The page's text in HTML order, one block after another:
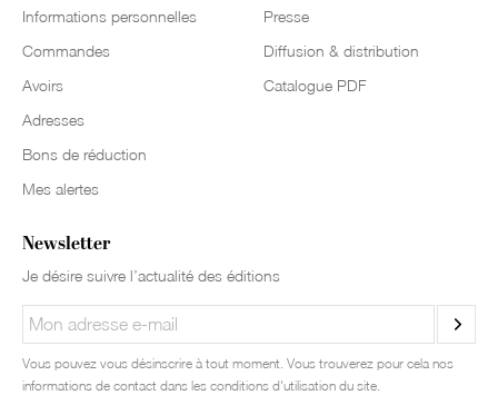
Informations personnelles
Commandes
Avoirs
Adresses
Bons de réduction
Mes alertes
Presse
Diffusion & distribution
Catalogue PDF
Newsletter
Je désire suivre l’actualité des éditions
Vous pouvez vous désinscrire à tout moment. Vous trouverez pour cela nos
informations de contact dans les conditions d'utilisation du site.